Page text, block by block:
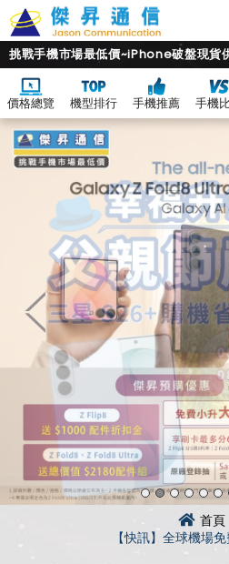
挑戰手機市場最低價~iPhone破盤現貨
價格總覽 機型排行 手機推薦 手機
首頁
【快訊】全球機場